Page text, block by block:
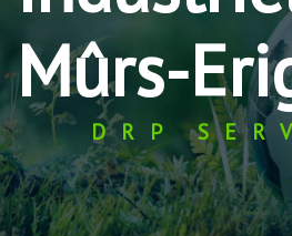
Mûrs-
DRP